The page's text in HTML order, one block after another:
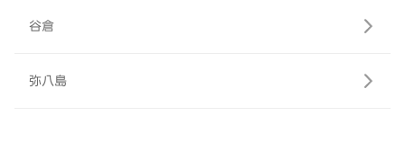
谷倉
弥八島